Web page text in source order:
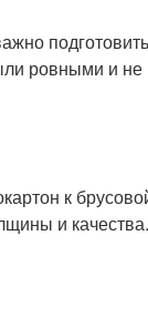
ровными и
к
и